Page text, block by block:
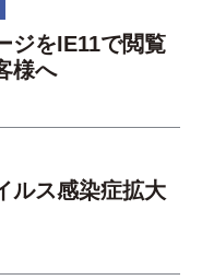
ジをIE11で閲覧
様へ
ルス感染症拡大